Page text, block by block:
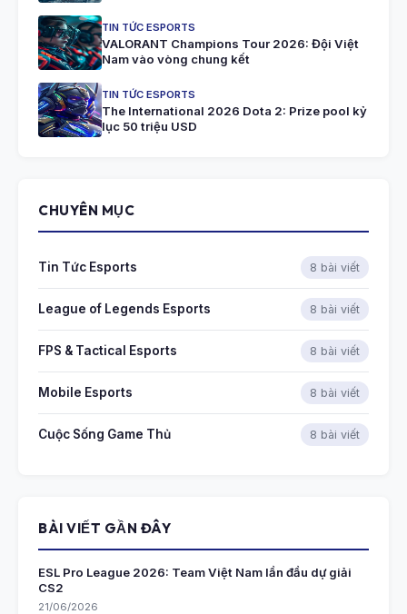
TIN TỨC ESPORTS
VALORANT Champions Tour 2026: Đội Việt
Nam vào vòng chung kết
TIN TỨC ESPORTS
The International 2026 Dota 2: Prize pool kỷ
lục 50 triệu USD
CHUYÊN MỤC
Tin Tức Esports 8 bài viết
League of Legends Esports 8 bài viết
FPS & Tactical Esports 8 bài viết
Mobile Esports 8 bài viết
Cuộc Sống Game Thủ 8 bài viết
BÀI VIẾT GẦN ĐÂY
ESL Pro League 2026: Team Việt Nam lần đầu dự giải
CS2
21/06/2026